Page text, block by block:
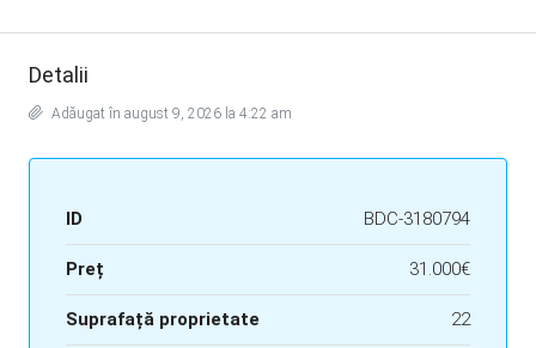
Detalii
Adăugat în august 9, 2026 la 4:22 am
ID BDC-3180794
Preț 31.000€
Suprafață proprietate 22